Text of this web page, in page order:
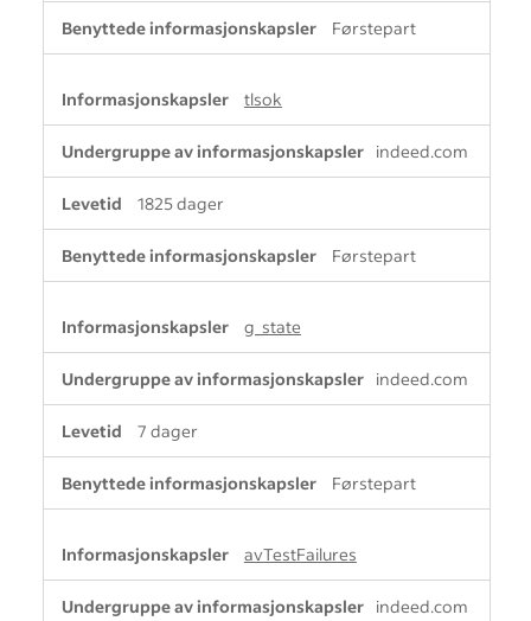
Førstepart
tlsok
indeed.com
1825 dager
Førstepart
g_state
indeed.com
7 dager
Førstepart
avTestFailures
indeed.com